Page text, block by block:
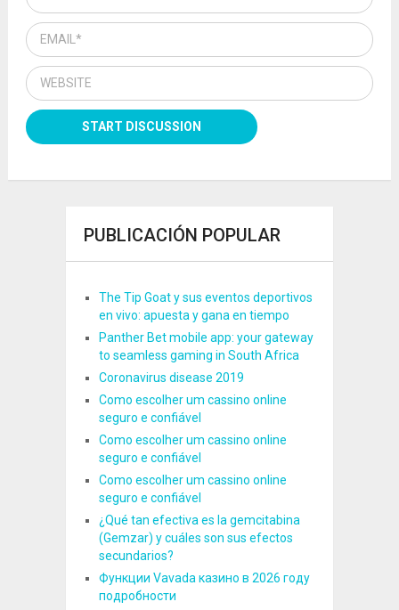
PUBLICACIÓN POPULAR
The Tip Goat y sus eventos deportivos
en vivo: apuesta y gana en tiempo
Panther Bet mobile app: your gateway
to seamless gaming in South Africa
Coronavirus disease 2019
Como escolher um cassino online
seguro e confiável
Como escolher um cassino online
seguro e confiável
Como escolher um cassino online
seguro e confiável
¿Qué tan efectiva es la gemcitabina
(Gemzar) y cuáles son sus efectos
secundarios?
Функции Vavada казино в 2026 году
подробности